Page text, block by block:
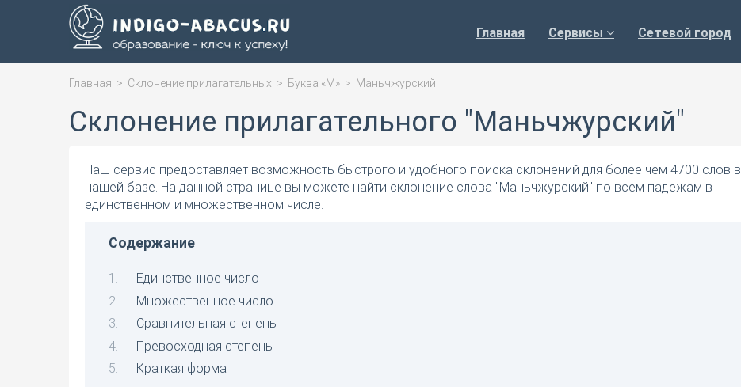
Главная Сервисы Сетевой город
Главная > Склонение прилагательных > Буква «М» > Маньчжурский
Склонение прилагательного "Маньчжурский"
Наш сервис предоставляет возможность быстрого и удобного поиска склонений для более чем 4700 слов в
нашей базе. На данной странице вы можете найти склонение слова "Маньчжурский" по всем падежам в
единственном и множественном числе.
Содержание
Единственное число
Множественное число
Сравнительная степень
Превосходная степень
Краткая форма